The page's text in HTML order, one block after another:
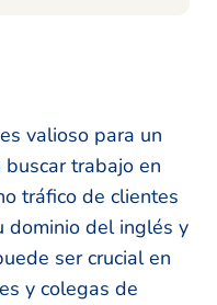
valioso para un
trabajo en
tráfico de clientes
dominio del inglés y
ser crucial en
y colegas de